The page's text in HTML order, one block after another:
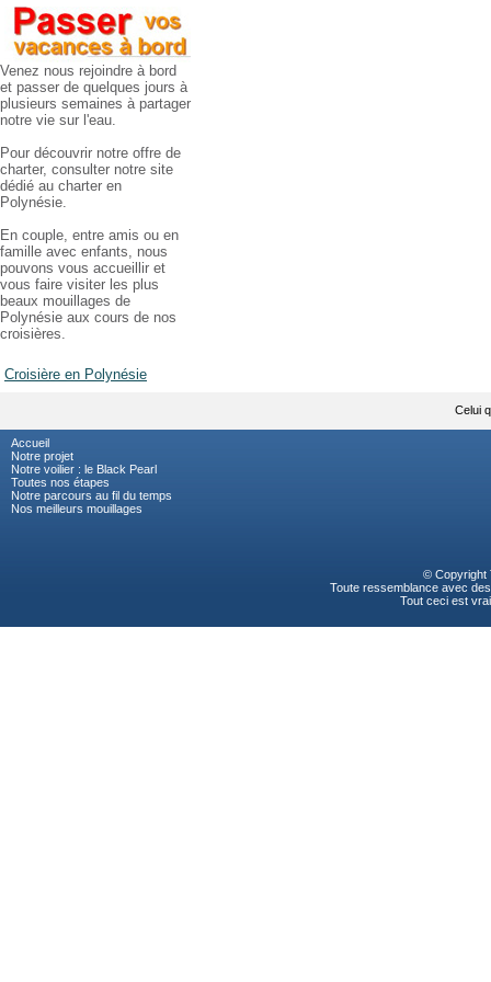
Venez nous rejoindre à bord
et passer de quelques jours à
plusieurs semaines à partager
notre vie sur l'eau.
Pour découvrir notre offre de
charter, consulter notre site
dédié au charter en
Polynésie.
En couple, entre amis ou en
famille avec enfants, nous
pouvons vous accueillir et
vous faire visiter les plus
beaux mouillages de
Polynésie aux cours de nos
croisières.
Croisière en Polynésie
Celui
Accueil
Notre projet
Notre voilier : le Black Pearl
Toutes nos étapes
Notre parcours au fil du temps
Nos meilleurs mouillages
© Copyright
Toute ressemblance avec
Tout ceci est